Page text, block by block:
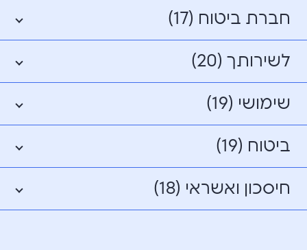
חברת ביטוח (17)
לשירותך (20)
שימושי (19)
ביטוח (19)
חיסכון ואשראי (18)